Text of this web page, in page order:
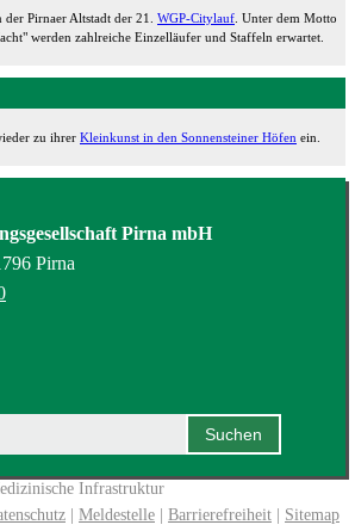
Pirnaer Altstadt der 21. WGP-Citylauf . Unter dem Motto
werden zahlreiche Einzelläufer und Staffeln erwartet.
zu ihrer Kleinkunst in den Sonnensteiner Höfen ein.
Pirna mbH
Pirna
Infrastruktur
| Meldestelle | Barrierefreiheit | Sitemap